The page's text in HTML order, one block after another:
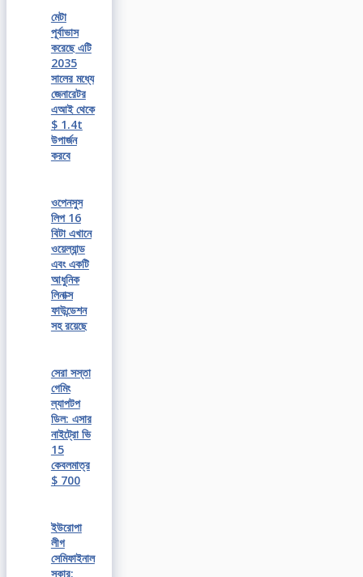
মেটা
পূর্বাভাস
করেছে এটি
2035
সালের মধ্যে
জেনারেটর
এআই থেকে
$ 1.4t
উপার্জন
করবে
ওপেনসুস
লিপ 16
বিটা এখানে
ওয়েল্যান্ড
এবং একটি
আধুনিক
লিনাক্স
ফাউন্ডেশন
সহ রয়েছে
সেরা সস্তা
গেমিং
ল্যাপটপ
ডিল: এসার
নাইট্রো ভি
15
কেবলমাত্র
$ 700
ইউরোপা
লীগ
সেমিফাইনাল
সকার: